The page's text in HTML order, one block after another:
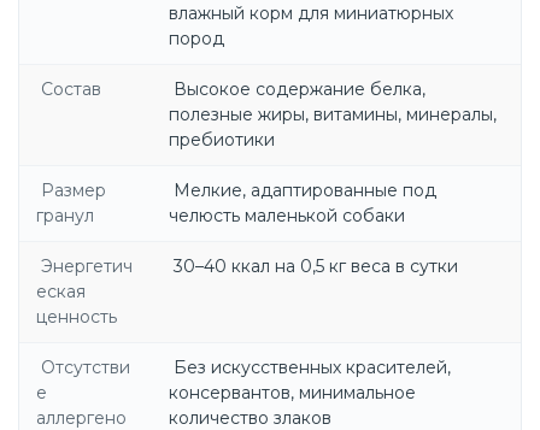
влажный корм для миниатюрных
пород
Состав
Высокое содержание белка,
полезные жиры, витамины, минералы,
пребиотики
Размер
гранул
Мелкие, адаптированные под
челюсть маленькой собаки
Энергетич
еская
ценность
30–40 ккал на 0,5 кг веса в сутки
Отсутстви
е
аллергено
Без искусственных красителей,
консервантов, минимальное
количество злаков